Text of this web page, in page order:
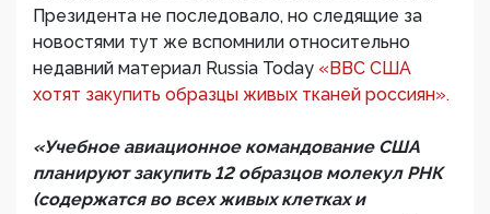
Президента не последовало, но следящие за
новостями тут же вспомнили относительно
недавний материал Russia Today «ВВС США
хотят закупить образцы живых тканей россиян».
«Учебное авиационное командование США
планируют закупить 12 образцов молекул РНК
(содержатся во всех живых клетках и